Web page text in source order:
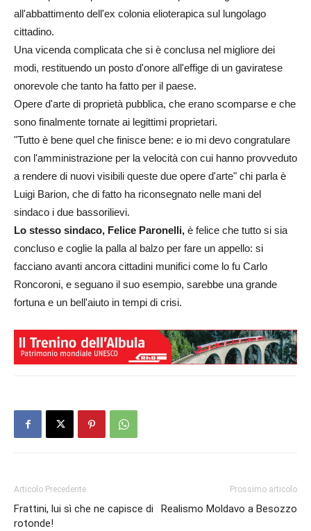
all'abbattimento dell'ex colonia elioterapica sul lungolago
cittadino.
Una vicenda complicata che si è conclusa nel migliore dei
modi, restituendo un posto d'onore all'effige di un gaviratese
onorevole che tanto ha fatto per il paese.
Opere d'arte di proprietà pubblica, che erano scomparse e che
sono finalmente tornate ai legittimi proprietari.
"Tutto è bene quel che finisce bene: e io mi devo congratulare
con l'amministrazione per la velocità con cui hanno provveduto
a rendere di nuovi visibili queste due opere d'arte" chi parla è
Luigi Barion, che di fatto ha riconsegnato nelle mani del
sindaco i due bassorilievi.
Lo stesso sindaco, Felice Paronelli, è felice che tutto si sia
concluso e coglie la palla al balzo per fare un appello: si
facciano avanti ancora cittadini munifici come lo fu Carlo
Roncoroni, e seguano il suo esempio, sarebbe una grande
fortuna e un bell'aiuto in tempi di crisi.
Articolo Precedente
Frattini, lui sì che ne capisce di
rotonde!
Prossimo articolo
Realismo Moldavo a Besozzo